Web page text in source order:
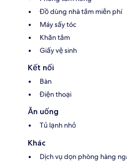
Đồ dùng nhà tắm miễn phí
Máy sấy tóc
Khăn tắm
Giấy vệ sinh
Kết nối
Bàn
Điện thoại
Ăn uống
Tủ lạnh nhỏ
Khác
Dịch vụ dọn phòng hàng